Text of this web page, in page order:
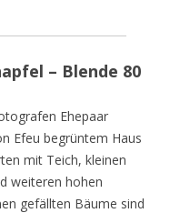
– Blende 80
Ehepaar
Efeu begrüntem Haus
mit Teich, kleinen
weiteren hohen
gefällten Bäume sind